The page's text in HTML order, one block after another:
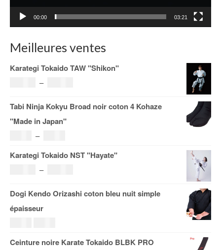
00:00 03:21
Meilleures ventes
Karategi Tokaido TAW "Shikon"
–
prix :
185.00€
Tabi Ninja Kokyu Broad noir coton 4 Kohaze
"Made in Japan"
–
de
à
Karategi Tokaido NST "Hayate"
–
prix :
153.00€
Dogi Kendo Orizashi coton bleu nuit simple
épaisseur
Ceinture noire Karate Tokaido BLBK PRO